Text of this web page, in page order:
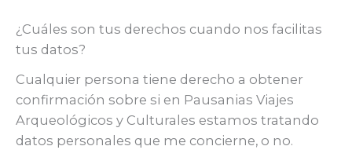
¿Cuáles son tus derechos cuando nos facilitas
tus datos?
Cualquier persona tiene derecho a obtener
confirmación sobre si en Pausanias Viajes
Arqueológicos y Culturales estamos tratando
datos personales que me concierne, o no.